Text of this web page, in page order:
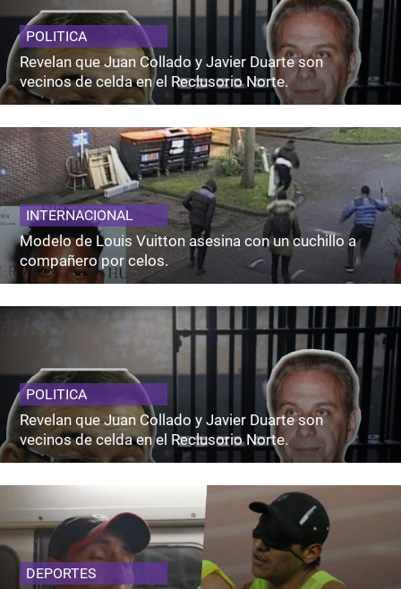
POLITICA
Revelan que Juan Collado y Javier Duarte son
vecinos de celda en el Reclusorio Norte.
INTERNACIONAL
Modelo de Louis Vuitton asesina con un cuchillo a
compañero por celos.
POLITICA
Revelan que Juan Collado y Javier Duarte son
vecinos de celda en el Reclusorio Norte.
DEPORTES